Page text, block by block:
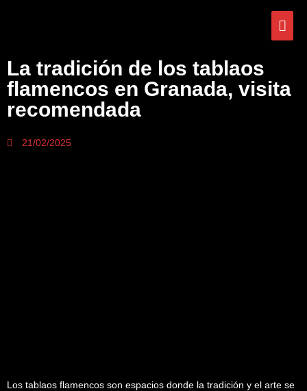
La tradición de los tablaos
flamencos en Granada, visita
recomendada
21/02/2025
Los tablaos flamencos son espacios donde la tradición y el arte se